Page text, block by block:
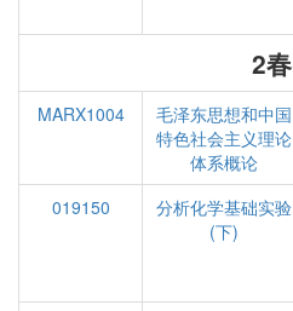
2春
MARX1004
毛泽东思想和中国
特色社会主义理论
体系概论
019150
分析化学基础实验
(下)